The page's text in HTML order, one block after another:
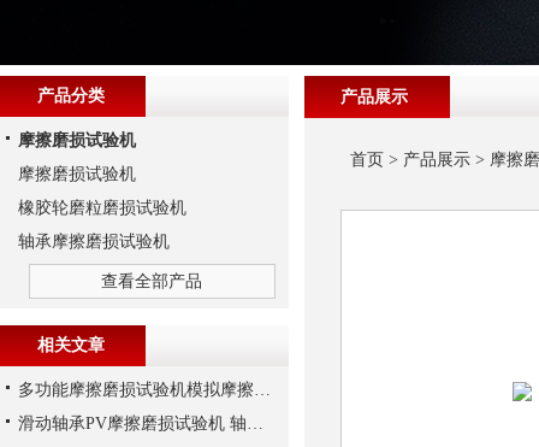
产品展示
首页 > 产品展示> 摩擦
产品分类
摩擦磨损试验机
摩擦磨损试验机
橡胶轮磨粒磨损试验机
轴承摩擦磨损试验机
查看全部产品
相关文章
多功能摩擦磨损试验机模拟摩擦学测试试验 旋转或线性往复试验
滑动轴承PV摩擦磨损试验机 轴承PV值测定